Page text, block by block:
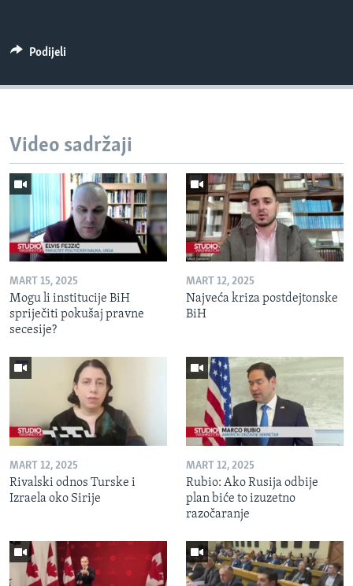
Podijeli
Video sadržaji
MART 15, 2025
Mogu li institucije BiH
spriječiti pokušaj pravne
secesije?
MART 12, 2025
Najveća kriza postdejtonske
BiH
MART 12, 2025
Rivalski odnos Turske i
Izraela oko Sirije
MART 12, 2025
Rubio: Ako Rusija odbije
plan biće to izuzetno
razočaranje